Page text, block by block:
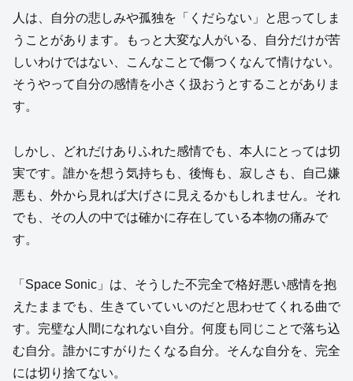
人は、自分の悲しみや孤独を「くだらない」と思ってしま
うことがあります。もっと大変な人がいる、自分だけが苦
しいわけではない、こんなことで傷つくなんて情けない。
そうやって自分の感情を小さく扱おうとすることがありま
す。
しかし、どれだけありふれた感情でも、本人にとっては切
実です。誰かを想う気持ちも、後悔も、寂しさも、自己嫌
悪も、外から見れば大げさに見えるかもしれません。それ
でも、その人の中では確かに存在している本物の痛みで
す。
「Space Sonic」は、そうした不完全で格好悪い感情を抱
えたままでも、生きていていいのだと思わせてくれる曲で
す。完璧な人間になれない自分。何度も同じことで落ち込
む自分。誰かにすがりたくなる自分。そんな自分を、完全
には切り捨てない。